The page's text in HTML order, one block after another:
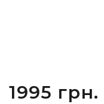
1995 грн.